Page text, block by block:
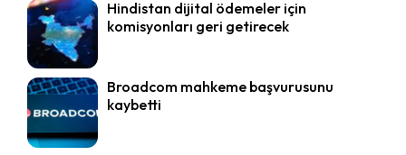
Hindistan dijital ödemeler için
komisyonları geri getirecek
Broadcom mahkeme başvurusunu
kaybetti